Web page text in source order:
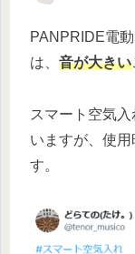
PANPRIDE電
は、 音が大きい
スマート空気入
いますが、使用
す。